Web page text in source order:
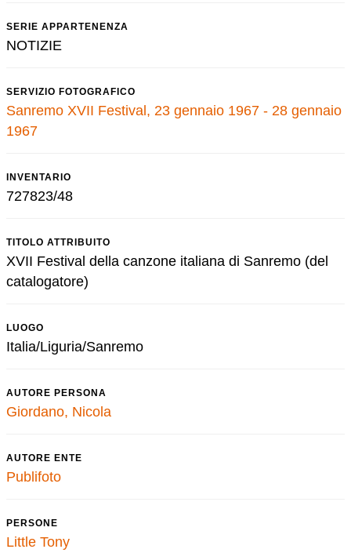
SERIE APPARTENENZA
NOTIZIE
SERVIZIO FOTOGRAFICO
Sanremo XVII Festival, 23 gennaio 1967 - 28 gennaio
1967
INVENTARIO
727823/48
TITOLO ATTRIBUITO
XVII Festival della canzone italiana di Sanremo (del
catalogatore)
LUOGO
Italia/Liguria/Sanremo
AUTORE PERSONA
Giordano, Nicola
AUTORE ENTE
Publifoto
PERSONE
Little Tony